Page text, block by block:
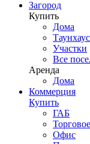
Загород
Купить
Дома
Участки
Все
Аренда
Дома
Коммерция
Купить
ГАБ
Офис